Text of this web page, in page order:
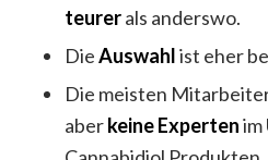
teurerals anderswo.
DieAuswahlist eher
Die meisten
aberkeine Expertenim